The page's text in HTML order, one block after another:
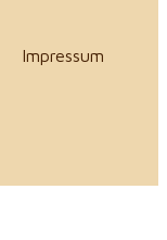
Impressum